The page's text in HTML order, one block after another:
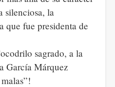
silenciosa, la
que fue presidenta de
sagrado, a la
García Márquez